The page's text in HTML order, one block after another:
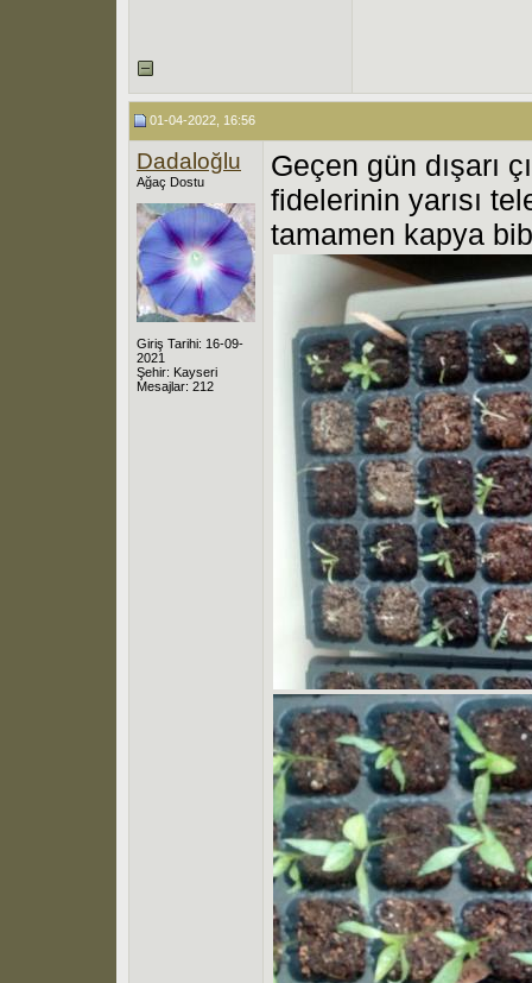
01-04-2022, 16:56
Dadaloğlu
Ağaç Dostu
Giriş Tarihi: 16-09-
2021
Şehir: Kayseri
Mesajlar: 212
Geçen gün dışarı
fidelerinin yarısı
tamamen kapya